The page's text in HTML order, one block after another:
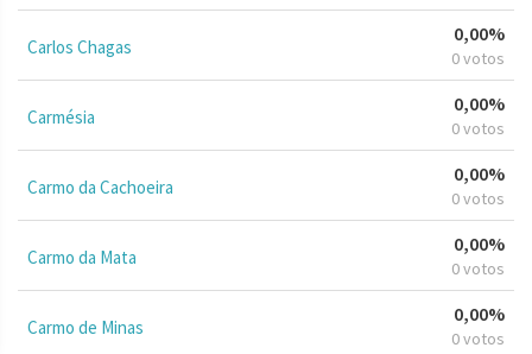
Carlos Chagas
0,00%
0 votos
Carmésia
0,00%
0 votos
Carmo da Cachoeira
0,00%
0 votos
Carmo da Mata
0,00%
0 votos
Carmo de Minas
0,00%
0 votos